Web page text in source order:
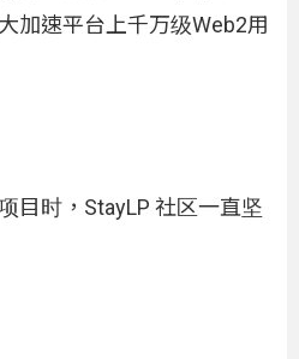
加速平台上千万级Web2用
目时，StayLP 社区一直坚